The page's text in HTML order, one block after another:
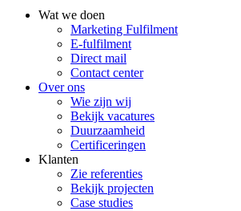
Wat we doen
Marketing Fulfilment
E-fulfilment
Direct mail
Contact center
Over ons
Wie zijn wij
Bekijk vacatures
Duurzaamheid
Certificeringen
Klanten
Zie referenties
Bekijk projecten
Case studies